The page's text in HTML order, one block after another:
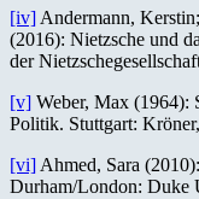
[iv]Andermann,
(2016): Nietzsche und
der
[v] Weber, Max (1964):
Politik. Stuttgart:
[vi]Ahmed, Sara
Durham/London: Duke